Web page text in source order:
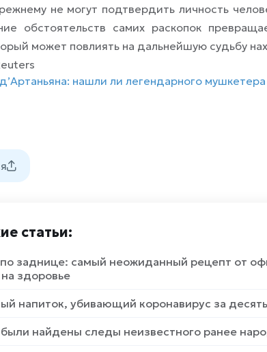
не могут подтвердить личность
обстоятельств самих раскопок
может повлиять на дальнейшую судьбу
нашли ли легендарного
статьи:
заднице: самый неожиданный рецепт от
здоровье
напиток, убивающий коронавирус за
найдены следы неизвестного ранее